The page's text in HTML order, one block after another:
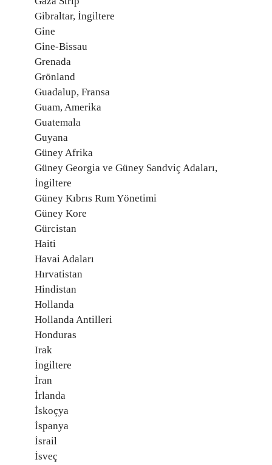
Gibraltar, İngiltere
Gine
Gine-Bissau
Grenada
Grönland
Guadalup, Fransa
Guam, Amerika
Guatemala
Guyana
Güney Afrika
Güney Georgia ve Güney Sandviç Adaları,
İngiltere
Güney Kıbrıs Rum Yönetimi
Güney Kore
Gürcistan
Haiti
Havai Adaları
Hırvatistan
Hindistan
Hollanda
Hollanda Antilleri
Honduras
Irak
İngiltere
İran
İrlanda
İskoçya
İspanya
İsrail
İsveç